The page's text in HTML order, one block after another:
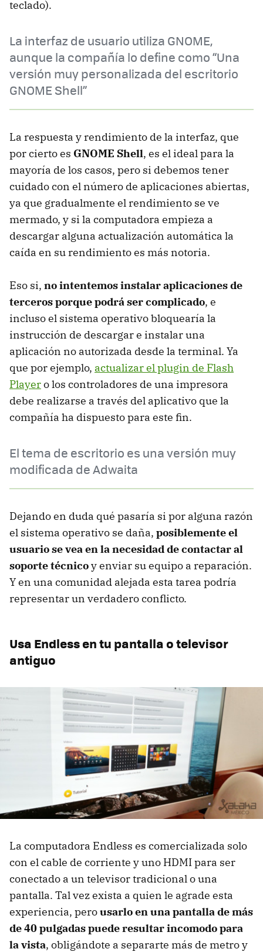
teclado).
La interfaz de usuario utiliza GNOME,
aunque la compañía lo define como “Una
versión muy personalizada del escritorio
GNOME Shell”
La respuesta y rendimiento de la interfaz, que
por cierto es GNOME Shell, es el ideal para la
mayoría de los casos, pero si debemos tener
cuidado con el número de aplicaciones abiertas,
ya que gradualmente el rendimiento se ve
mermado, y si la computadora empieza a
descargar alguna actualización automática la
caída en su rendimiento es más notoria.
Eso si, no intentemos instalar aplicaciones de
terceros porque podrá ser complicado, e
incluso el sistema operativo bloquearía la
instrucción de descargar e instalar una
aplicación no autorizada desde la terminal. Ya
que por ejemplo, actualizar el plugin de Flash
Playero los controladores de una impresora
debe realizarse a través del aplicativo que la
compañía ha dispuesto para este fin.
El tema de escritorio es una versión muy
modificada de Adwaita
Dejando en duda qué pasaría si por alguna razón
el sistema operativo se daña, posiblemente el
usuario se vea en la necesidad de contactar al
soporte técnicoy enviar su equipo a reparación.
Y en una comunidad alejada esta tarea podría
representar un verdadero conflicto.
Usa Endless en tu pantalla o televisor
antiguo
La computadora Endless es comercializada solo
con el cable de corriente y uno HDMI para ser
conectado a un televisor tradicional o una
pantalla. Tal vez exista a quien le agrade esta
experiencia, perousarlo en una pantalla de más
de 40 pulgadas puede resultar incomodo para
la vista, obligándote a separarte más de metro y